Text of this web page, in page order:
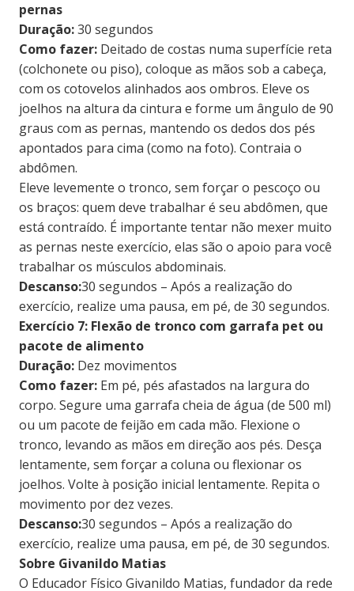
pernas
Duração:30 segundos
Como fazer:Deitado de costas numa superfície reta
(colchonete ou piso), coloque as mãos sob a cabeça,
com os cotovelos alinhados aos ombros. Eleve os
joelhos na altura da cintura e forme um ângulo de 90
graus com as pernas, mantendo os dedos dos pés
apontados para cima (como na foto). Contraia o
abdômen.
Eleve levemente o tronco, sem forçar o pescoço ou
os braços: quem deve trabalhar é seu abdômen, que
está contraído. É importante tentar não mexer muito
as pernas neste exercício, elas são o apoio para você
trabalhar os músculos abdominais.
Descanso:30 segundos – Após a realização do
exercício, realize uma pausa, em pé, de 30 segundos.
Exercício 7: Flexão de tronco com garrafa pet ou
pacote de alimento
Duração:Dez movimentos
Como fazer:Em pé, pés afastados na largura do
corpo. Segure uma garrafa cheia de água (de 500 ml)
ou um pacote de feijão em cada mão. Flexione o
tronco, levando as mãos em direção aos pés. Desça
lentamente, sem forçar a coluna ou flexionar os
joelhos. Volte à posição inicial lentamente. Repita o
movimento por dez vezes.
Descanso:30 segundos – Após a realização do
exercício, realize uma pausa, em pé, de 30 segundos.
Sobre Givanildo Matias
O Educador Físico Givanildo Matias, fundador da rede